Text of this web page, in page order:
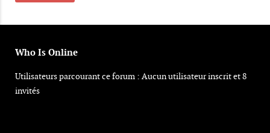
Who Is Online
Utilisateurs parcourant ce forum : Aucun utilisateur inscrit et 8
invités